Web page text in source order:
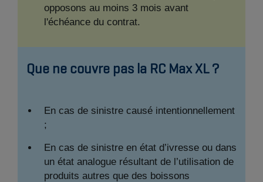
opposons au moins 3 mois avant
l'échéance du contrat.
Que ne couvre pas la RC Max XL ?
En cas de sinistre causé intentionnellement
;
En cas de sinistre en état d’ivresse ou dans
un état analogue résultant de l’utilisation de
produits autres que des boissons